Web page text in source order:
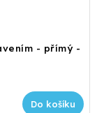
- přímý -
Do košíku